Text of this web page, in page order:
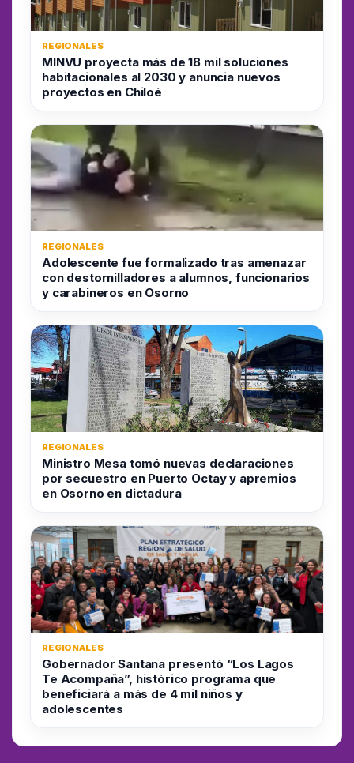
REGIONALES
MINVU proyecta más de 18 mil soluciones
habitacionales al 2030 y anuncia nuevos
proyectos en Chiloé
REGIONALES
Adolescente fue formalizado tras amenazar
con destornilladores a alumnos, funcionarios
y carabineros en Osorno
REGIONALES
Ministro Mesa tomó nuevas declaraciones
por secuestro en Puerto Octay y apremios
en Osorno en dictadura
REGIONALES
Gobernador Santana presentó “Los Lagos
Te Acompaña”, histórico programa que
beneficiará a más de 4 mil niños y
adolescentes